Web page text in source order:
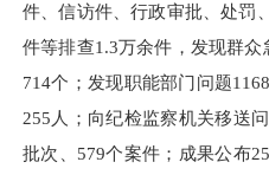
件、信访件、行政审批、处罚
件等排查1.3万余件，发现群
714个；发现职能部门问题
255人；向纪检监察机关移送
批次、579个案件；成果公布